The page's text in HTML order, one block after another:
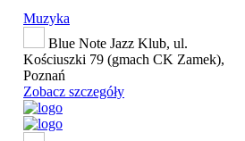
Muzyka
Blue Note Jazz Klub, ul.
Kościuszki 79 (gmach CK Zamek),
Poznań
Zobacz szczegóły